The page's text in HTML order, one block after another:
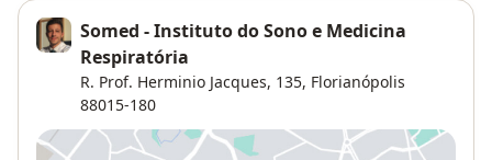
Somed - Instituto do Sono e Medicina
Respiratória
R. Prof. Herminio Jacques, 135, Florianópolis
88015-180